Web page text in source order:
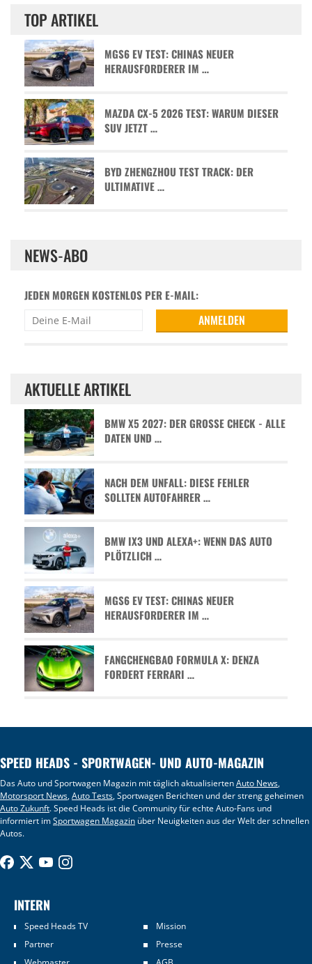
TOP ARTIKEL
MGS6 EV TEST: CHINAS NEUER
HERAUSFORDERER IM …
MAZDA CX-5 2026 TEST: WARUM DIESER
SUV JETZT …
BYD ZHENGZHOU TEST TRACK: DER
ULTIMATIVE …
NEWS-ABO
JEDEN MORGEN KOSTENLOS PER E-MAIL:
AKTUELLE ARTIKEL
BMW X5 2027: DER GROSSE CHECK - ALLE D
ATEN UND …
NACH DEM UNFALL: DIESE FEHLER
SOLLTEN AUTOFAHRER …
BMW IX3 UND ALEXA+: WENN DAS AUTO
PLÖTZLICH …
MGS6 EV TEST: CHINAS NEUER
HERAUSFORDERER IM …
FANGCHENGBAO FORMULA X: DENZA
FORDERT FERRARI …
SPEED HEADS - SPORTWAGEN- UND AUTO-MAGAZIN
Das Auto und Sportwagen Magazin mit täglich aktualisiertenAuto News,
Motorsport News,Auto Tests, Sportwagen Berichten und der streng geheimen
Auto Zukunft. Speed Heads ist die Community für echte Auto-Fans und
informiert imSportwagen Magazin über Neuigkeiten aus der Welt der schnellen
Autos.
INTERN
Speed Heads TV
Mission
Partner
Presse